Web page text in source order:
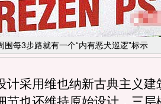
围每3步路就有一个“内有恶犬巡逻”标示
采用维也纳新古典主义建